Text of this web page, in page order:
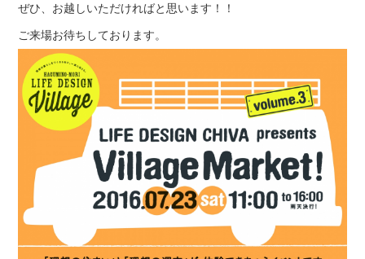
ぜひ、お越しいただければと思います！！
ご来場お待ちしております。